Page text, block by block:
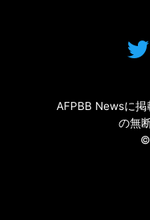
AFPBB Newsに
の無
©